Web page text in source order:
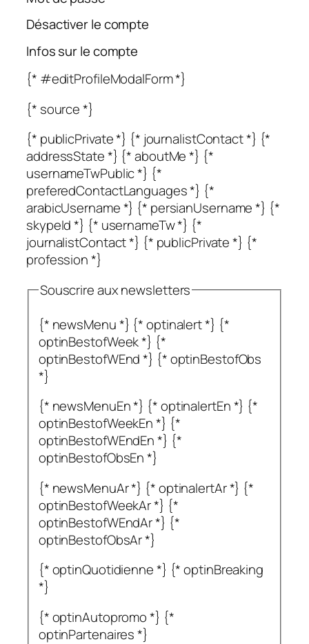
Désactiver le compte
Infos sur le compte
{* #editProfileModalForm *}
{* source *}
{* publicPrivate *} {* journalistContact *} {*
addressState *} {* aboutMe *} {*
usernameTwPublic *} {*
preferedContactLanguages *} {*
arabicUsername *} {* persianUsername *} {*
skypeId *} {* usernameTw *} {*
journalistContact *} {* publicPrivate *} {*
profession *}
Souscrire aux newsletters
{* newsMenu *} {* optinalert *} {*
optinBestofWeek *} {*
optinBestofWEnd *} {* optinBestofObs
*}
{* newsMenuEn *} {* optinalertEn *} {*
optinBestofWeekEn *} {*
optinBestofWEndEn *} {*
optinBestofObsEn *}
{* newsMenuAr *} {* optinalertAr *} {*
optinBestofWeekAr *} {*
optinBestofWEndAr *} {*
optinBestofObsAr *}
{* optinQuotidienne *} {* optinBreaking
*}
{* optinAutopromo *} {*
optinPartenaires *}